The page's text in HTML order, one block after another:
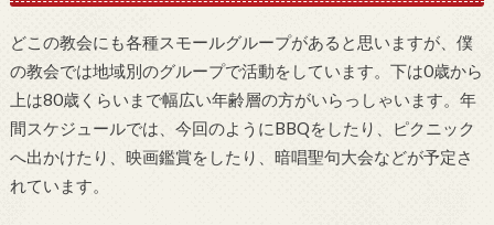
どこの教会にも各種スモールグループがあると思いますが、僕
の教会では地域別のグループで活動をしています。下は0歳から
上は80歳くらいまで幅広い年齢層の方がいらっしゃいます。年
間スケジュールでは、今回のようにBBQをしたり、ピクニック
へ出かけたり、映画鑑賞をしたり、暗唱聖句大会などが予定さ
れています。